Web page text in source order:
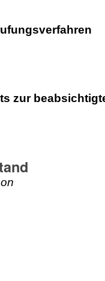
zur